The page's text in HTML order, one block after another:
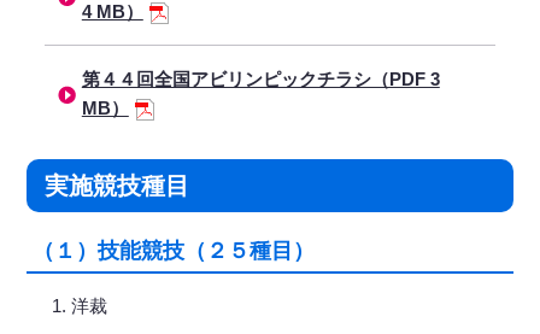
4 MB）
第４４回全国アビリンピックチラシ（PDF 3
MB）
実施競技種目
（１）技能競技（２５種目）
洋裁